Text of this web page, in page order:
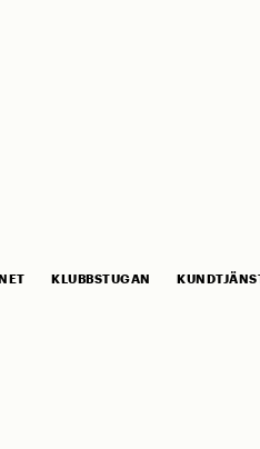
KLUBBSTUGAN